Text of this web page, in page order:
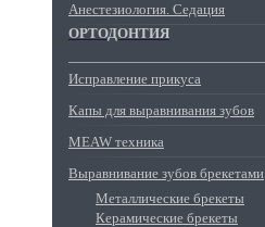
Анестезиология. Седация
ОРТОДОНТИЯ
Исправление прикуса
Капы для выравнивания зубов
MEAW техника
Выравнивание зубов брекетами
Металлические брекеты
Керамические брекеты